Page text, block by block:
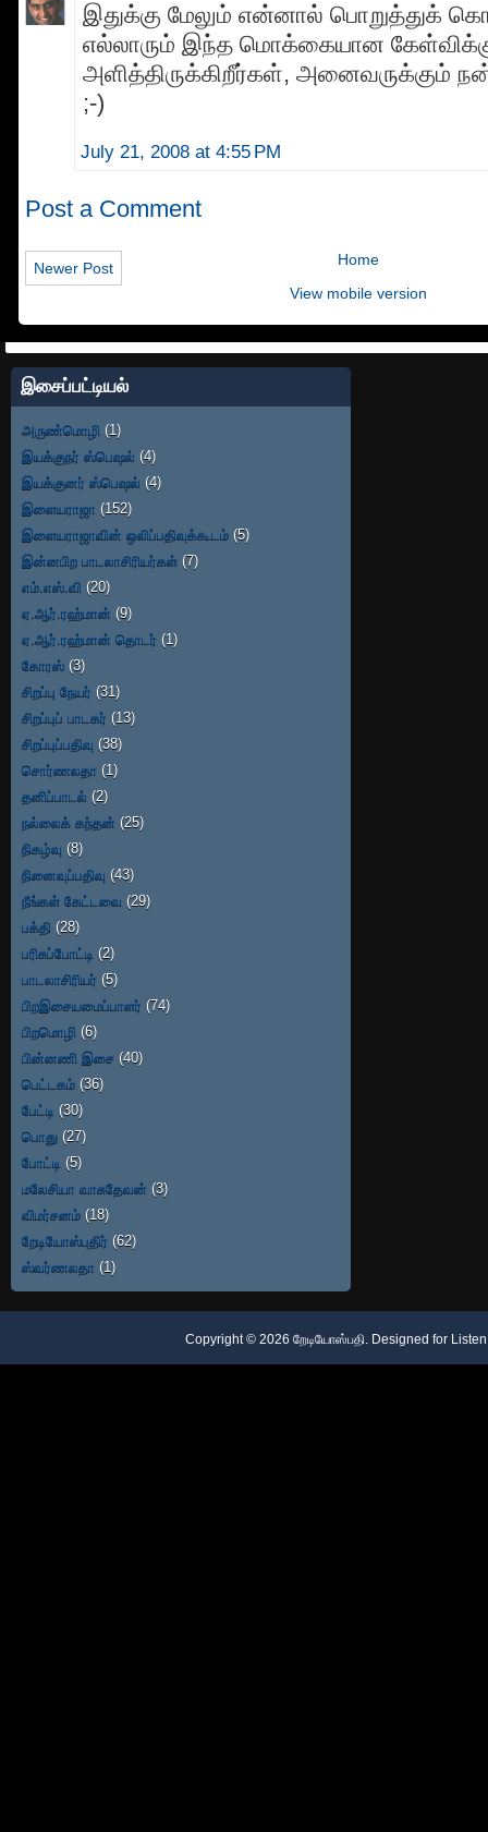
இதுக்கு மேலும் என்னால் பொறுத்துக்
எல்லாரும் இந்த மொக்கையான
அளித்திருக்கிறீர்கள், அனைவருக்கும்
;-)
July 21, 2008 at 4:55 PM
Post a Comment
Newer Post
Home
View mobile version
இசைப்பட்டியல்
அருண்மொழி (1)
இயக்குநர் ஸ்பெஷல் (4)
இயக்குனர் ஸ்பெஷல் (4)
இளையராஜா (152)
இளையராஜாவின் ஒலிப்பதிவுக்கூடம் (5)
இன்னபிற பாடலாசிரியர்கள் (7)
எம்.எஸ்.வி (20)
ஏ.ஆர்.ரஹ்மான் (9)
ஏ.ஆர்.ரஹ்மான் தொடர் (1)
கோரஸ் (3)
சிறப்பு நேயர் (31)
சிறப்புப் பாடகர் (13)
சிறப்புப்பதிவு (38)
சொர்ணலதா (1)
தனிப்பாடல் (2)
நல்லைக் கந்தன் (25)
நிகழ்வு (8)
நினைவுப்பதிவு (43)
நீங்கள் கேட்டவை (29)
பக்தி (28)
பரிசுப்போட்டி (2)
பாடலாசிரியர் (5)
பிறஇசையமைப்பாளர் (74)
பிறமொழி (6)
பின்னணி இசை (40)
பெட்டகம் (36)
பேட்டி (30)
பொது (27)
போட்டி (5)
மலேசியா வாசுதேவன் (3)
விமர்சனம் (18)
றேடியோஸ்புதிர் (62)
ஸ்வர்ணலதா (1)
Copyright © 2026 றேடியோஸ்பதி. Designed for